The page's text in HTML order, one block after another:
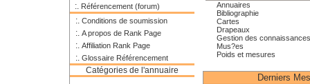
:. Référencement (forum)
:. Conditions de soumission
:. A propos de Rank Page
:. Affiliation Rank Page
:. Glossaire Référencement
Catégories de l'annuaire
Annuaires
Bibliographie
Cartes
Drapeaux
Gestion des connaissances
Mus?es
Poids et mesures
Derniers